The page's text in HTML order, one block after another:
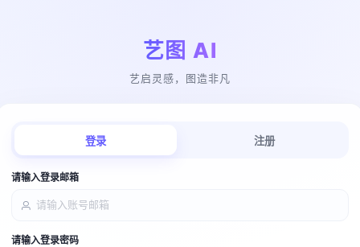
艺图 AI
艺启灵感，图造非凡
登录 注册
请输入登录邮箱
请输入登录密码